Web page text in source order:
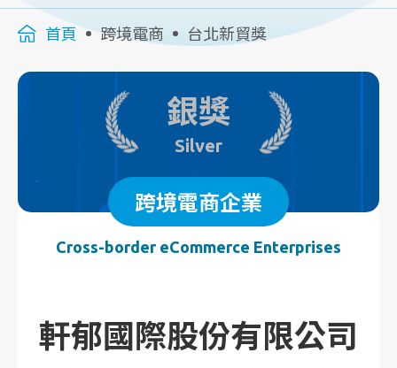
首頁 跨境電商 台北新貿獎
銀獎
Silver
跨境電商企業
Cross-border eCommerce Enterprises
軒郁國際股份有限公司